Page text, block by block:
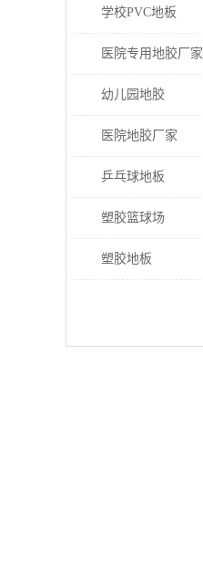
学校PVC地板
医院专用地胶厂家
幼儿园地胶
医院地胶厂家
乒乓球地板
塑胶篮球场
塑胶地板